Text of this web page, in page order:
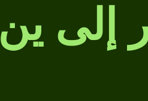
إلى ين